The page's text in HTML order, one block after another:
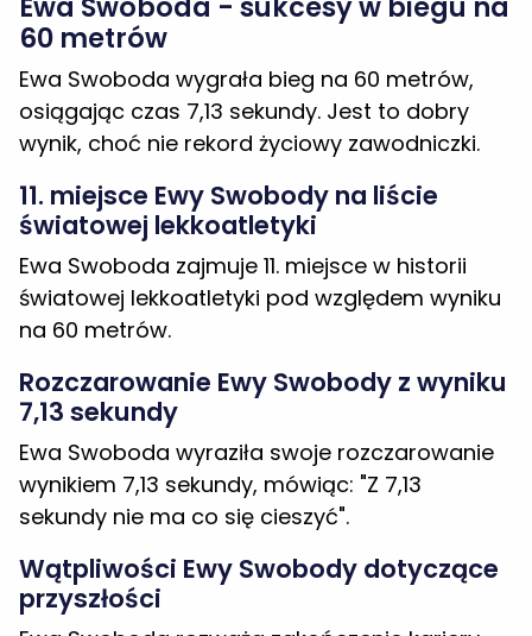
11. miejsce Ewy Swobody na liście
światowej lekkoatletyki
Ewa Swoboda zajmuje 11. miejsce w historii
światowej lekkoatletyki pod względem wyniku
na 60 metrów.
Rozczarowanie Ewy Swobody z wyniku
7,13 sekundy
Ewa Swoboda wyraziła swoje rozczarowanie
wynikiem 7,13 sekundy, mówiąc: "Z 7,13
sekundy nie ma co się cieszyć".
Wątpliwości Ewy Swobody dotyczące
przyszłości
Ewa Swoboda rozważa zakończenie kariery
sportowej lub zmianę profesji ze względu na
trudności i presję związane z uprawianiem
sportu.
Mistrzostwa Europy i mistrzostwa